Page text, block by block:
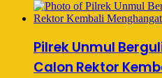
Pilrek Unmul
Calon Rektor